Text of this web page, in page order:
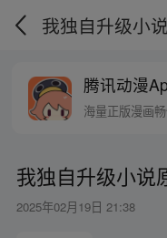
腾讯动漫
海量正版漫画
我独自升级小说
2025年02月19日 21:38